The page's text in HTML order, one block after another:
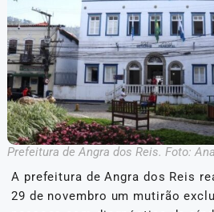
Prefeitura de Angra dos Reis. Foto:
A prefeitura de Angra dos Reis
29 de novembro um mutirão